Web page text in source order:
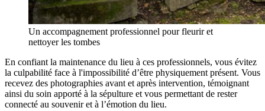
Un accompagnement professionnel pour fleurir et
nettoyer les tombes
En confiant la maintenance du lieu à ces professionnels, vous évitez
la culpabilité face à l'impossibilité d’être physiquement présent. Vous
recevez des photographies avant et après intervention, témoignant
ainsi du soin apporté à la sépulture et vous permettant de rester
connecté au souvenir et à l’émotion du lieu.